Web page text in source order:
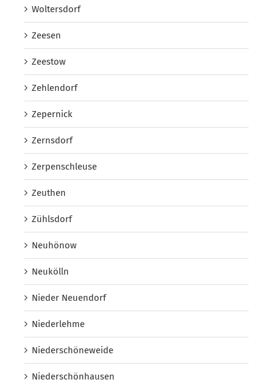
Woltersdorf
Zeesen
Zeestow
Zehlendorf
Zepernick
Zernsdorf
Zerpenschleuse
Zeuthen
Zühlsdorf
Neuhönow
Neukölln
Nieder Neuendorf
Niederlehme
Niederschöneweide
Niederschönhausen